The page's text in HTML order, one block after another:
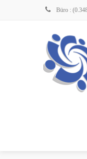
Büro :